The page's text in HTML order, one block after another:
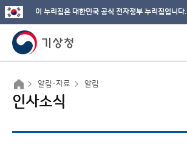
이 누리집은 대한민국 공식 전자정부 누리집입니다.
알림·자료 알림
인사소식